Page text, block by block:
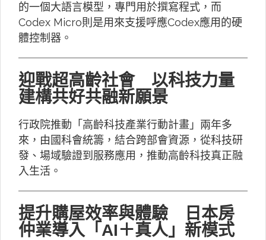
的一個大語言模型，專門用於撰寫程式，而
Codex Micro則是用來支援呼應Codex應用的硬
體控制器。
迎戰超高齡社會 以科技力量
建構共好共融新願景
行政院推動「高齡科技產業行動計畫」兩年多
來，由國科會統籌，結合跨部會資源，從科技研
發、場域驗證到服務應用，推動高齡科技真正融
入生活。
提升購屋效率與體驗 日本房
仲業導入「AI＋真人」新模式